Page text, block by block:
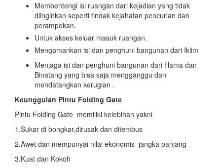
Membentengi isi ruangan dari kejadian yang tidak
diinginkan seperti tindak kejahatan pencurian dan
perampokan.
Untuk akses keluar masuk ruangan.
Mengamankan isi dan penghuni bangunan dari Iklim
Menjaga isi dan penghuni bangunan dari Hama dan
Binatang yang bisa saja mengganggu dan
mendatangkan kerugian .
Keunggulan Pintu Folding Gate
Pintu Folding Gate memiliki kelebihan yakni
1.Sukar di bongkar,dirusak dan ditembus
2.Awet dan mempunyai nilai ekonomis jangka panjang
3.Kuat dan Kokoh